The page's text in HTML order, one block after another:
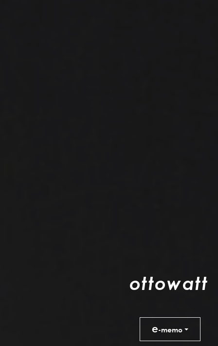
ottowatt
e-memo